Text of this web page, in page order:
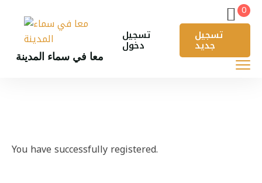
معا في سماء المدينة
تسجيل
دخول
تسجيل
جديد
0
You have successfully registered.